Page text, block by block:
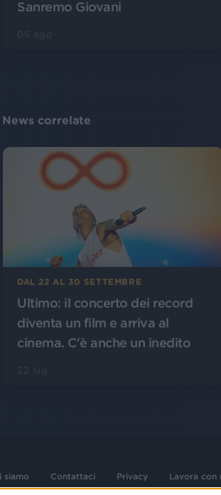
Sanremo Giovani
News correlate
DAL 22 AL 30 SETTEMBRE
Ultimo: il concerto dei record
diventa un film e arriva al
cinema. C'è anche un inedito
siamo Contattaci Privacy Lavora con